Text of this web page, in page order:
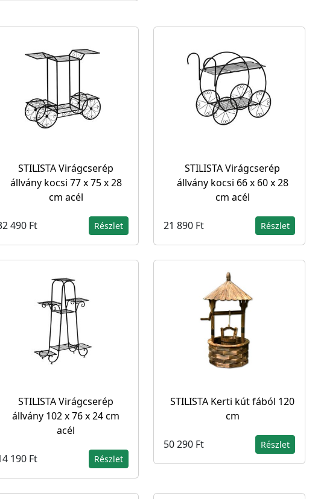
STILISTA Virágcserép
állvány kocsi 77 x 75 x 28
cm acél
490 Ft Részlet
STILISTA Virágcserép
állvány kocsi 66 x 60 x 28
cm acél
21 890 Ft Részlet
STILISTA Virágcserép
állvány 102 x 76 x 24 cm
acél
190 Ft Részlet
STILISTA Kerti kút fából 120
cm
50 290 Ft Részlet